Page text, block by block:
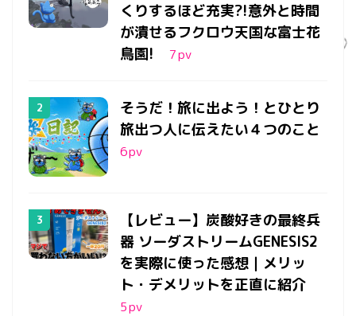
くりするほど充実?!意外と時間
が潰せるフクロウ天国な富士花
鳥園!
7pv
そうだ！旅に出よう！とひとり
旅出つ人に伝えたい４つのこと
6pv
【レビュー】炭酸好きの最終兵
器 ソーダストリームGENESIS2
を実際に使った感想｜メリッ
ト・デメリットを正直に紹介
5pv